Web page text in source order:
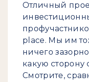
Отличный
place. Мы им
ничего
какую сторону
Смотрите,